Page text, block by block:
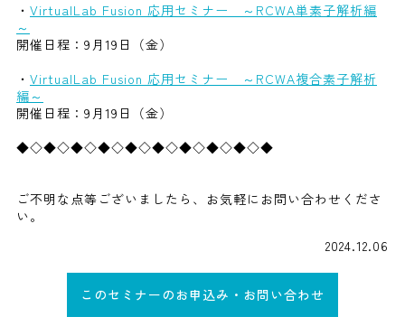
・ VirtualLab Fusion 応用セミナー ～RCWA単素子解析編
～
開催日程：9月19日（金）
​・ VirtualLab Fusion 応用セミナー ～RCWA複合素子解析
編～
開催日程：9月19日（金）
◆◇◆◇◆◇◆◇◆◇◆◇◆◇◆◇◆◇◆
ご不明な点等ございましたら、お気軽にお問い合わせくださ
い。
2024.12.06
このセミナーのお申込み・お問い合わせ